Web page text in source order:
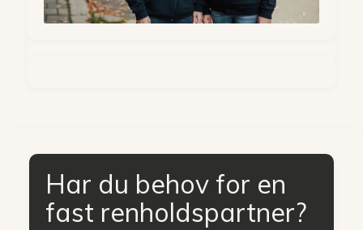
Har du behov for en
fast renholdspartner?